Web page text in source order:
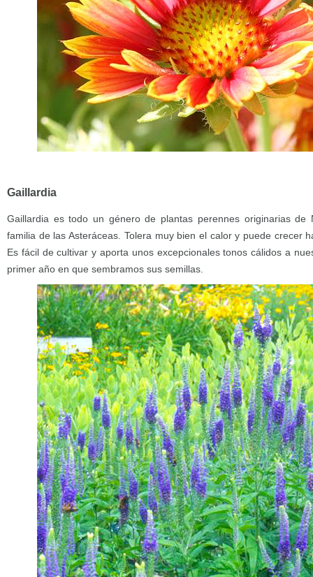
Gaillardia
Gaillardia es todo un género de plantas perennes originarias de
familia de las Asteráceas. Tolera muy bien el calor y puede crecer
Es fácil de cultivar y aporta unos excepcionales tonos cálidos a
primer año en que sembramos sus semillas.